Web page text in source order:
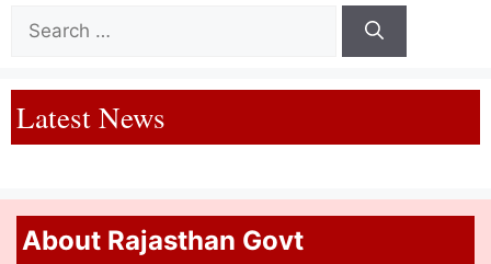
for:
Latest News
About Rajasthan Govt